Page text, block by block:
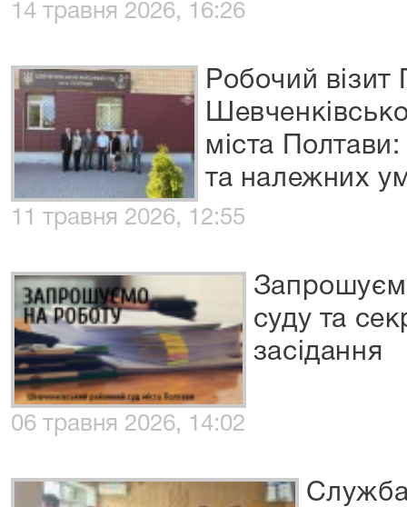
14 травня 2026, 16:26
Робочий
міста Полтави:
та належних
11 травня 2026, 12:55
суду та
засідання
06 травня 2026, 14:02
Служба